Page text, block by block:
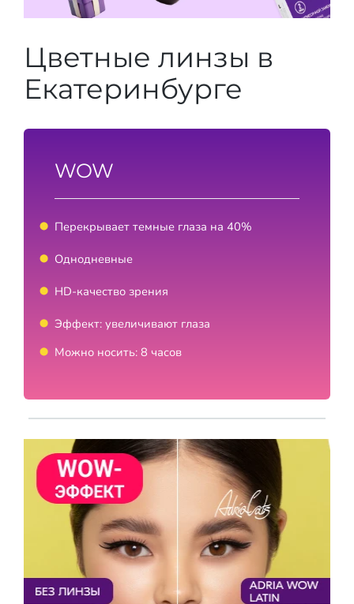
Цветные линзы в
Екатеринбурге
WOW
Перекрывает темные глаза на 40%
Однодневные
HD-качество зрения
Эффект: увеличивают глаза
Можно носить: 8 часов